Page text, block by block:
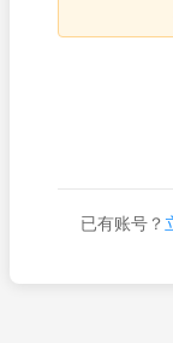
已有账号？